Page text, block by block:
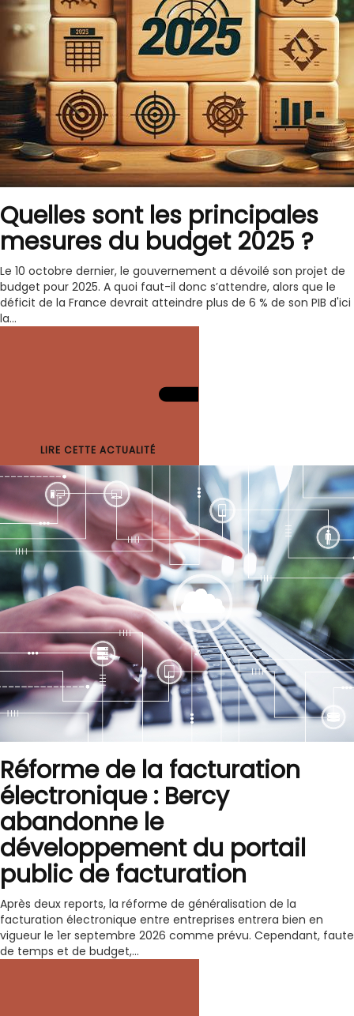
Quelles sont les principales
mesures du budget 2025 ?
Le 10 octobre dernier, le gouvernement a dévoilé son projet de
budget pour 2025. A quoi faut-il donc s’attendre, alors que le
déficit de la France devrait atteindre plus de 6 % de son PIB d'ici
la...
LIRE CETTE ACTUALITÉ
Réforme de la facturation
électronique : Bercy
abandonne le
développement du portail
public de facturation
Après deux reports, la réforme de généralisation de la
facturation électronique entre entreprises entrera bien en
vigueur le 1er septembre 2026 comme prévu. Cependant, faute
de temps et de budget,...